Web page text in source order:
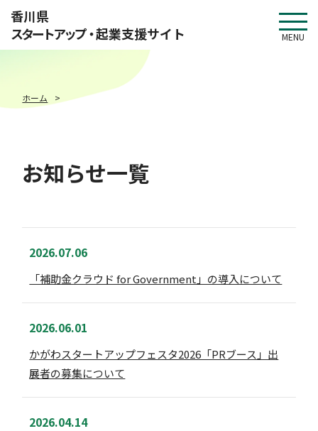
香川県
スタートアップ・起業支援サイト MENU
ホーム
お知らせ一覧
2026.07.06
「補助金クラウド for Government」の導入について
2026.06.01
かがわスタートアップフェスタ2026「PRブース」出
展者の募集について
2026.04.14